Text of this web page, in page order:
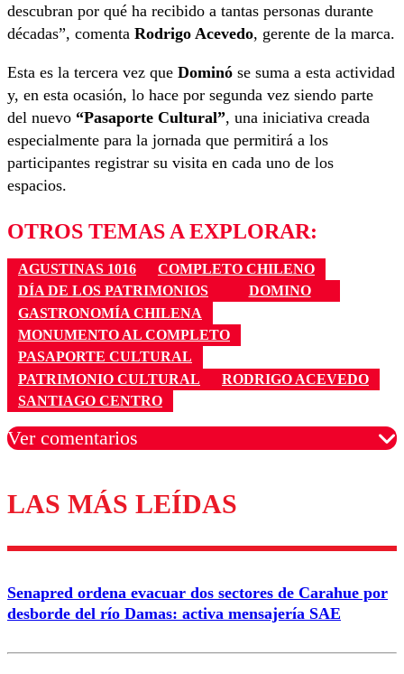
descubran por qué ha recibido a tantas personas durante
décadas”, comenta Rodrigo Acevedo, gerente de la marca.
Esta es la tercera vez que Dominó se suma a esta actividad
y, en esta ocasión, lo hace por segunda vez siendo parte
del nuevo “Pasaporte Cultural”, una iniciativa creada
especialmente para la jornada que permitirá a los
participantes registrar su visita en cada uno de los
espacios.
OTROS TEMAS A EXPLORAR:
AGUSTINAS 1016
COMPLETO CHILENO
DÍA DE LOS PATRIMONIOS
DOMINO
GASTRONOMÍA CHILENA
MONUMENTO AL COMPLETO
PASAPORTE CULTURAL
PATRIMONIO CULTURAL
RODRIGO ACEVEDO
SANTIAGO CENTRO
Ver comentarios
Los comentarios son moderados para garantizar un
diálogo respetuoso.
Correo
LAS MÁS LEÍDAS
Senapred ordena evacuar dos sectores de Carahue por
desborde del río Damas: activa mensajería SAE